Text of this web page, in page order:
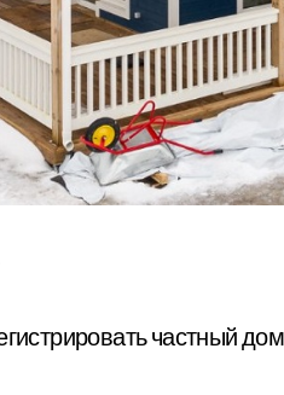
частный